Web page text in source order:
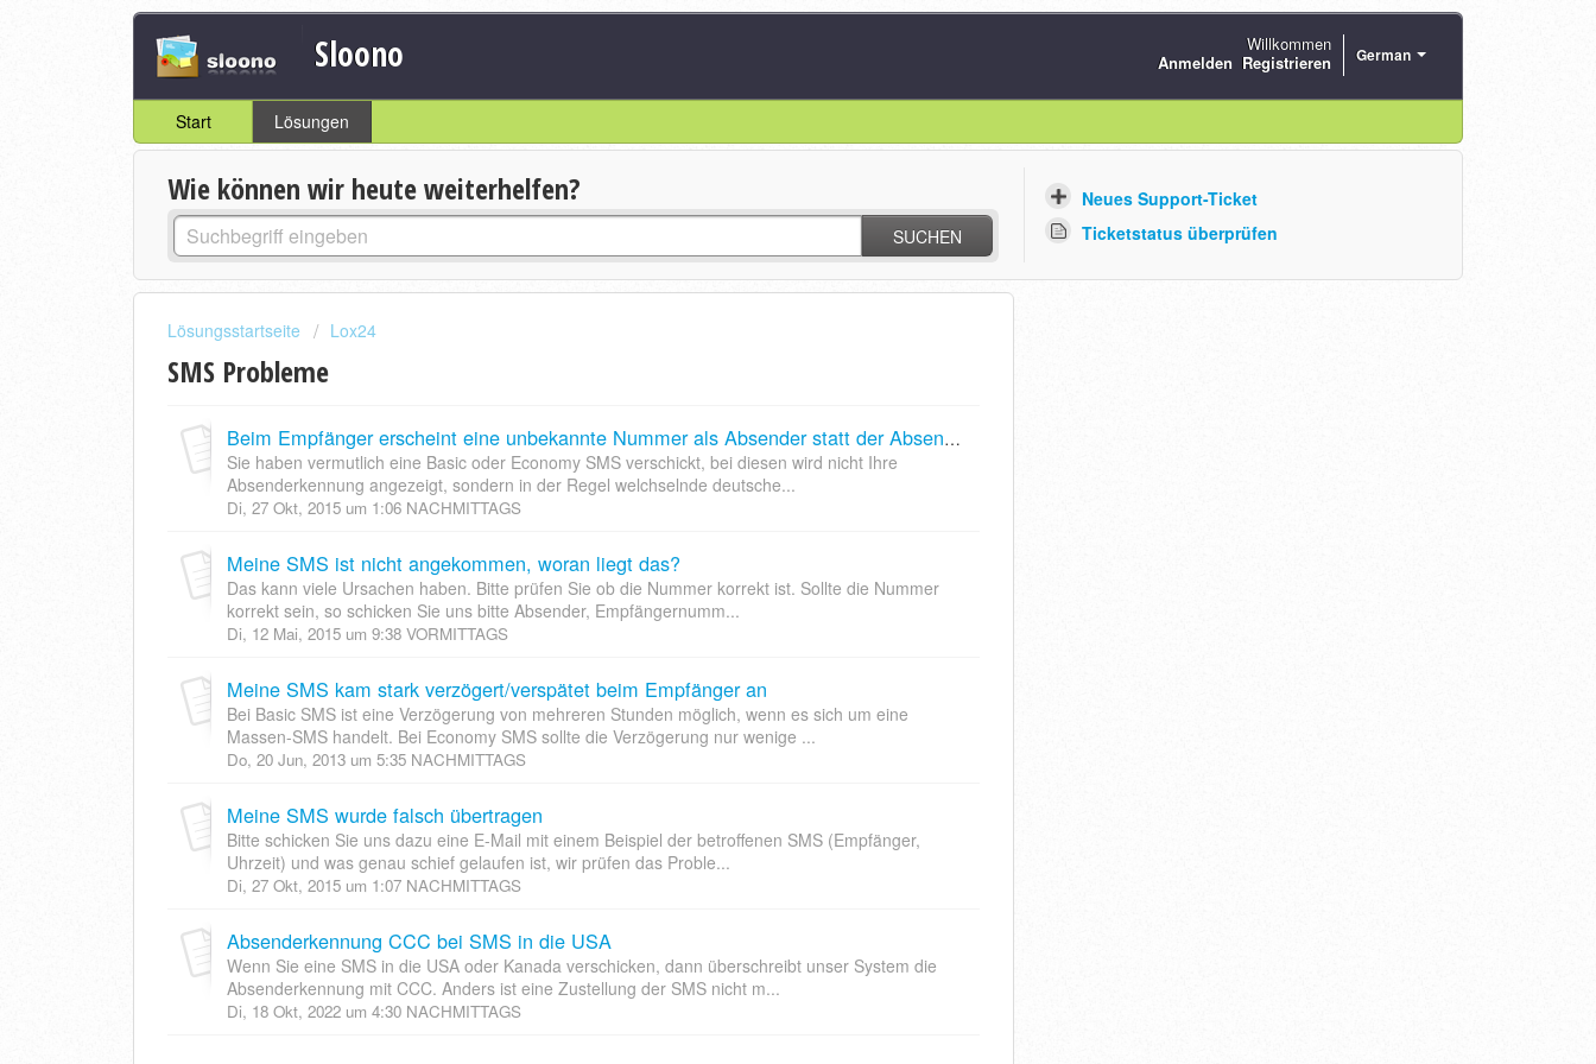
Sloono German
Willkommen
Anmelden Registrieren
Start Lösungen
Wie können wir heute weiterhelfen?
SUCHEN
Neues Support-Ticket
Ticketstatus überprüfen
Lösungsstartseite Lox24
SMS Probleme
Beim Empfänger erscheint eine unbekannte Nummer als Absender statt der Absenderkennung welche ich angegeben habe
Sie haben vermutlich eine Basic oder Economy SMS verschickt, bei diesen wird nicht Ihre
Absenderkennung angezeigt, sondern in der Regel welchselnde deutsche...
Di, 27 Okt, 2015 um 1:06 NACHMITTAGS
Meine SMS ist nicht angekommen, woran liegt das?
Das kann viele Ursachen haben. Bitte prüfen Sie ob die Nummer korrekt ist. Sollte die Nummer
korrekt sein, so schicken Sie uns bitte Absender, Empfängernumm...
Di, 12 Mai, 2015 um 9:38 VORMITTAGS
Meine SMS kam stark verzögert/verspätet beim Empfänger an
Bei Basic SMS ist eine Verzögerung von mehreren Stunden möglich, wenn es sich um eine
Massen-SMS handelt. Bei Economy SMS sollte die Verzögerung nur wenige ...
Do, 20 Jun, 2013 um 5:35 NACHMITTAGS
Meine SMS wurde falsch übertragen
Bitte schicken Sie uns dazu eine E-Mail mit einem Beispiel der betroffenen SMS (Empfänger,
Uhrzeit) und was genau schief gelaufen ist, wir prüfen das Proble...
Di, 27 Okt, 2015 um 1:07 NACHMITTAGS
Absenderkennung CCC bei SMS in die USA
Wenn Sie eine SMS in die USA oder Kanada verschicken, dann überschreibt unser System die
Absenderkennung mit CCC. Anders ist eine Zustellung der SMS nicht m...
Di, 18 Okt, 2022 um 4:30 NACHMITTAGS